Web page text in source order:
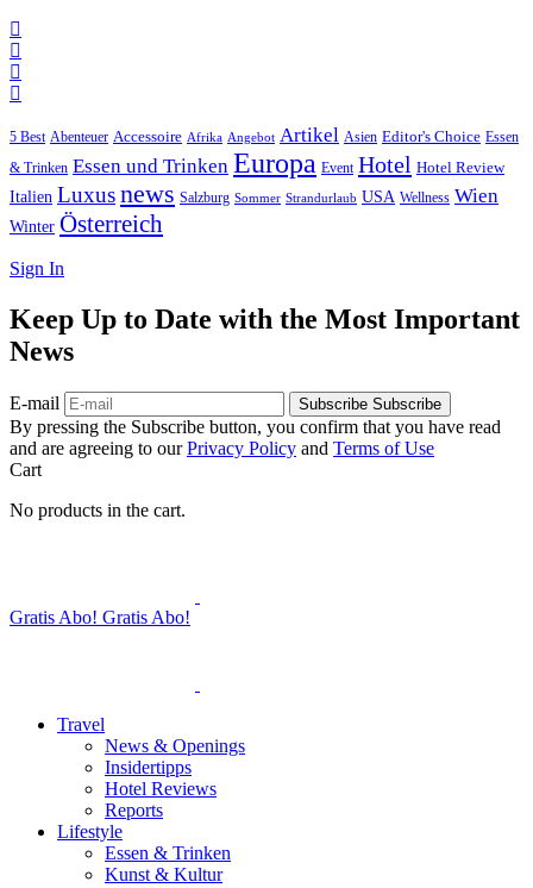
5 Best Abenteuer Accessoire Afrika Angebot Artikel Asien Editor's Choice Essen
& Trinken Essen und Trinken Europa Event Hotel Hotel Review
Italien Luxusnews Salzburg Sommer Strandurlaub USA Wellness Wien
Winter Österreich
Sign In
Keep Up to Date with the Most Important
News
E-mail Subscribe Subscribe
By pressing the Subscribe button, you confirm that you have read
and are agreeing to ourPrivacy Policy and Terms of Use
Cart
No products in the cart.
Gratis Abo! Gratis Abo!
Travel
News & Openings
Insidertipps
Hotel Reviews
Reports
Lifestyle
Essen & Trinken
Kunst & Kultur